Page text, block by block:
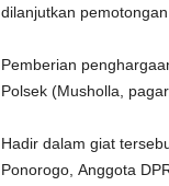
dilanjutkan
Pemberian
Polsek (Musholla,
Hadir dalam giat
Ponorogo, Anggota